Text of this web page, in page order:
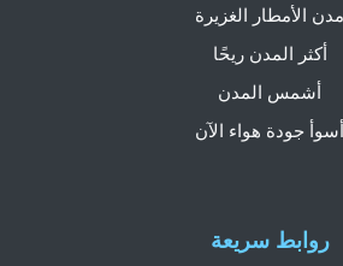
روابط سريعة
مدن الأمطار الغزيرة
أكثر المدن ريحًا
أشمس المدن
أسوأ جودة هواء الآن